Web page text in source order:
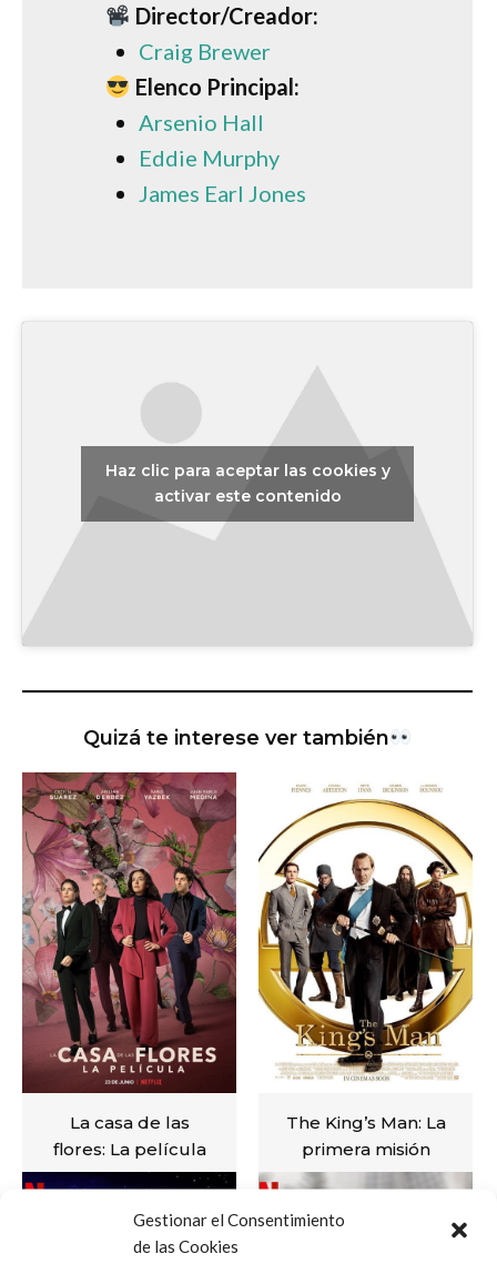
Gestionar el Consentimiento
de las Cookies
Director/Creador:
Craig Brewer
Elenco Principal:
Arsenio Hall
Eddie Murphy
James Earl Jones
Haz clic para aceptar las cookies y
activar este contenido
Quizá te interese ver también
La casa de las
flores: La película
VER
The King’s Man: La
primera misión